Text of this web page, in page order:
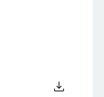
download